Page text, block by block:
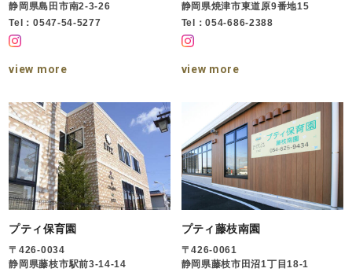
静岡県島田市南2-3-26
Tel：0547-54-5277
view more
静岡県焼津市東道原9番地15
Tel：054-686-2388
view more
プティ保育園
〒426-0034
静岡県藤枝市駅前3-14-14
プティ藤枝南園
〒426-0061
静岡県藤枝市田沼1丁目18-1